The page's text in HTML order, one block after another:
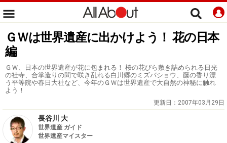
ＧＷは世界遺産に出かけよう！ 花の日本
編
ＧＷ、日本の世界遺産が花に包まれる！ 桜の花びら敷き詰められる日光
の社寺、合掌造りの間で咲き乱れる白川郷のミズバショウ、藤の香り漂
う平等院や春日大社など、今年のＧＷは世界遺産で大自然の神秘に触れ
よう！
更新日： 2007年03月29日
長谷川 大
世界遺産 ガイド
世界遺産マイスター